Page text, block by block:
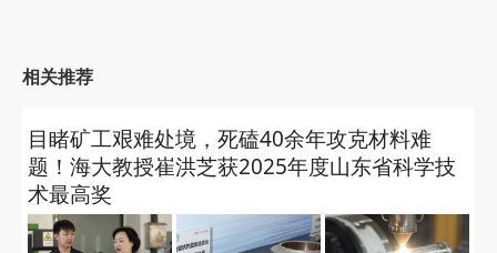
关注“半岛网官微”
获取更多有用信息